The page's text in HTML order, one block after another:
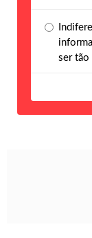
ser tão